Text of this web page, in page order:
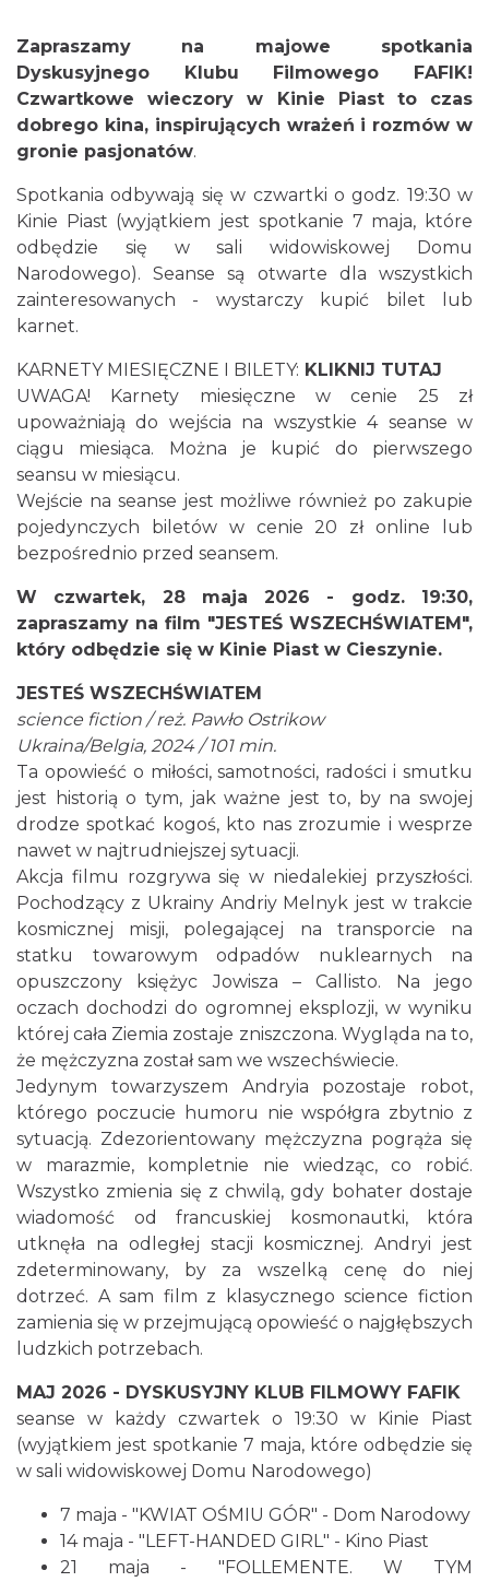
Cieszyn
2026-08-07
0.07 km
Cieszyn
0.07 km
Cieszyn
0.07 km
Cieszyn
2026-08-28
0.07 km
Cieszyn
2026-08-09
0.09 km
2026-08-16
0.09 km
Zapraszamy na majowe spotkania
Dyskusyjnego Klubu Filmowego FAFIK!
Czwartkowe wieczory w Kinie Piast to czas
dobrego kina, inspirujących wrażeń i rozmów w
gronie pasjonatów.
Spotkania odbywają się w czwartki o godz. 19:30 w
Kinie Piast (wyjątkiem jest spotkanie 7 maja, które
odbędzie się w sali widowiskowej Domu
Narodowego). Seanse są otwarte dla wszystkich
zainteresowanych - wystarczy kupić bilet lub
karnet.
KARNETY MIESIĘCZNE I BILETY: KLIKNIJ TUTAJ
UWAGA! Karnety miesięczne w cenie 25 zł
upoważniają do wejścia na wszystkie 4 seanse w
ciągu miesiąca. Można je kupić do pierwszego
seansu w miesiącu.
Wejście na seanse jest możliwe również po zakupie
pojedynczych biletów w cenie 20 zł online lub
bezpośrednio przed seansem.
W czwartek, 28 maja 2026 - godz. 19:30,
zapraszamy na film "JESTEŚ WSZECHŚWIATEM",
który odbędzie się w Kinie Piast w Cieszynie.
JESTEŚ WSZECHŚWIATEM
science fiction / reż. Pawło Ostrikow
Ukraina/Belgia, 2024 / 101 min.
Ta opowieść o miłości, samotności, radości i smutku
jest historią o tym, jak ważne jest to, by na swojej
drodze spotkać kogoś, kto nas zrozumie i wesprze
nawet w najtrudniejszej sytuacji.
Akcja filmu rozgrywa się w niedalekiej przyszłości.
Pochodzący z Ukrainy Andriy Melnyk jest w trakcie
kosmicznej misji, polegającej na transporcie na
statku towarowym odpadów nuklearnych na
opuszczony księżyc Jowisza – Callisto. Na jego
oczach dochodzi do ogromnej eksplozji, w wyniku
której cała Ziemia zostaje zniszczona. Wygląda na to,
że mężczyzna został sam we wszechświecie.
Jedynym towarzyszem Andryia pozostaje robot,
którego poczucie humoru nie współgra zbytnio z
sytuacją. Zdezorientowany mężczyzna pogrąża się
w marazmie, kompletnie nie wiedząc, co robić.
Wszystko zmienia się z chwilą, gdy bohater dostaje
wiadomość od francuskiej kosmonautki, która
utknęła na odległej stacji kosmicznej. Andryi jest
zdeterminowany, by za wszelką cenę do niej
dotrzeć. A sam film z klasycznego science fiction
zamienia się w przejmującą opowieść o najgłębszych
ludzkich potrzebach.
MAJ 2026 - DYSKUSYJNY KLUB FILMOWY FAFIK
seanse w każdy czwartek o 19:30 w Kinie Piast
(wyjątkiem jest spotkanie 7 maja, które odbędzie się
w sali widowiskowej Domu Narodowego)
7 maja - "KWIAT OŚMIU GÓR" - Dom Narodowy
14 maja - "LEFT-HANDED GIRL" - Kino Piast
21 maja - "FOLLEMENTE. W TYM